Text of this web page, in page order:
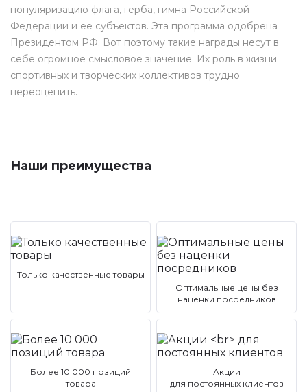
популяризацию флага, герба, гимна Российской
Федерации и ее субъектов. Эта программа одобрена
Президентом РФ. Вот поэтому такие награды несут в
себе огромное смысловое значение. Их роль в жизни
спортивных и творческих коллективов трудно
переоценить.
Наши преимущества
Только качественные товары
Оптимальные цены без
наценки посредников
Более 10 000 позиций
товара
Акции
для постоянных клиентов